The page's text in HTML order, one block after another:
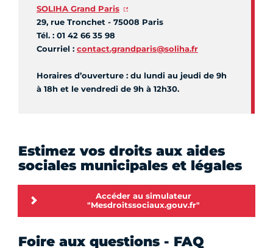
SOLIHA Grand Paris
29, rue Tronchet - 75008 Paris
Tél. : 01 42 66 35 98
Courriel : contact.grandparis@soliha.fr
Horaires d’ouverture : du lundi au jeudi de 9h
à 18h et le vendredi de 9h à 12h30.
Estimez vos droits aux aides
sociales municipales et légales
Accéder au simulateur
"Mesdroitssociaux.gouv.fr"
Foire aux questions - FAQ